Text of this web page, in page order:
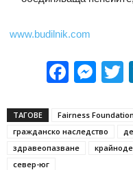
www.budilnik.com
ТАГОВЕ Fairness Foundation
гражданско наследство
здравеопазване
север-юг